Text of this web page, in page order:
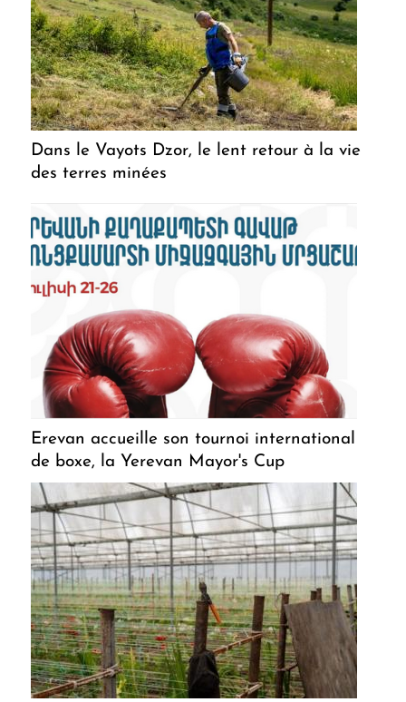
Dans le Vayots Dzor, le lent retour à la vie
des terres minées
Erevan accueille son tournoi international
de boxe, la Yerevan Mayor's Cup